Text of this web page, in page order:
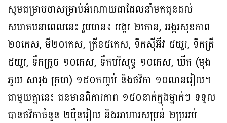
សូមជម្រាបថាសម្រាប់អំណោយជាដែលនាំមកជូនដល់
សមាគមនាពេលនេះ រួមមាន៖ អង្ករ ២តោន, អង្ករសុខភាព
២០កេស, មី២០កេស, ត្រីខ៥កេស, ទឹកស៊ីអ៊ីវ ៥យួរ, ទឹកត្រី
៥យួរ, ទឹកក្រូច ១០កេស, ទឹកបរិសុទ្ធ ១០កេស, ឃីត (មុង
ភួយ សារុង ក្រមា) ១៥០កញ្ចប់ និងថវិកា ១០លានរៀល។
ជាមួយគ្នានេះ ជនមានពិការភាព ១៥០នាក់ក្នុងម្នាក់ៗ ទទួល
បានថវិកាចំនួន ២ម៉ឺនរៀល និងអាហារសម្រន់ ២ប្រអប់